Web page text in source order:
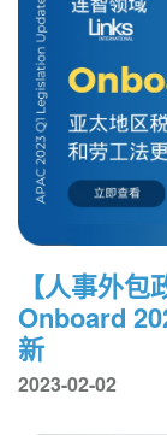
【人事外
Onboard
新
2023-02-02